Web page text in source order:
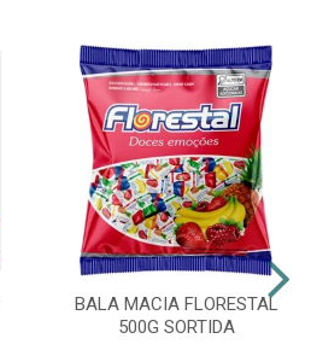
BALA MACIA FLORESTAL
500G SORTIDA